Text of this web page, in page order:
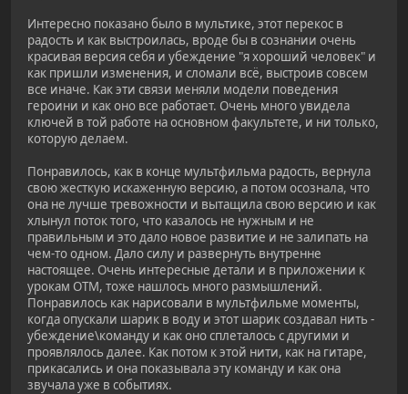
Интересно показано было в мультике, этот перекос в
радость и как выстроилась, вроде бы в сознании очень
красивая версия себя и убеждение "я хороший человек" и
как пришли изменения, и сломали всё, выстроив совсем
все иначе. Как эти связи меняли модели поведения
героини и как оно все работает. Очень много увидела
ключей в той работе на основном факультете, и ни только,
которую делаем.
Понравилось, как в конце мультфильма радость, вернула
свою жесткую искаженную версию, а потом осознала, что
она не лучше тревожности и вытащила свою версию и как
хлынул поток того, что казалось не нужным и не
правильным и это дало новое развитие и не залипать на
чем-то одном. Дало силу и развернуть внутренне
настоящее. Очень интересные детали и в приложении к
урокам ОТМ, тоже нашлось много размышлений.
Понравилось как нарисовали в мультфильме моменты,
когда опускали шарик в воду и этот шарик создавал нить -
убеждение\команду и как оно сплеталось с другими и
проявлялось далее. Как потом к этой нити, как на гитаре,
прикасались и она показывала эту команду и как она
звучала уже в событиях.